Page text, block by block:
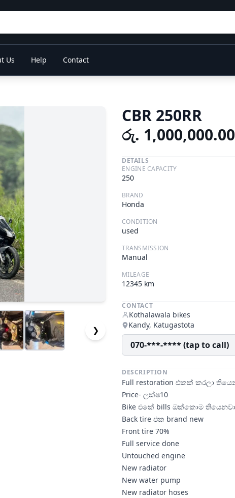
Us Help Contact
❯
CBR 250RR
රු. 1,000,000.00
DETAILS
ENGINE CAPACITY
250
BRAND
Honda
CONDITION
used
TRANSMISSION
Manual
MILEAGE
12345 km
CONTACT
Kothalawala bikes
Kandy, Katugastota
070-***-**** (tap to call)
DESCRIPTION
Full restoration එකක් කරලා
Price- ලක්ෂ10
Bike එකේ bills ඔක්කොම තියෙනවා
Back tire එක brand new
Front tire 70%
Full service done
Untouched engine
New radiator
New water pump
New radiator hoses